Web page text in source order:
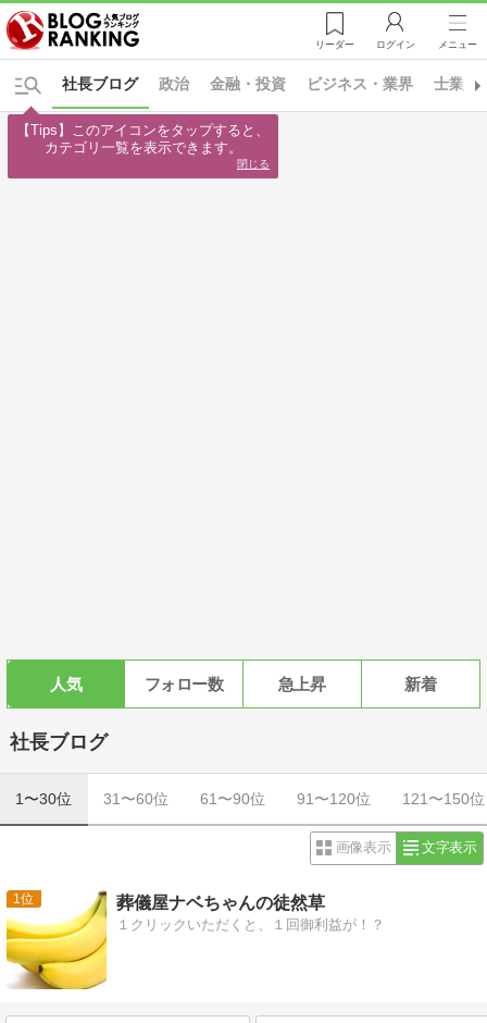
リーダー ログイン メニュー
政治 金融・投資 ビジネス・業界
社長ブログ 士業
人気 フォロー数 急上昇 新着
社長ブログ
1〜30位 31〜60位 61〜90位 91〜120位 121〜150位
画像表示 文字表示
1 葬儀屋ナベちゃんの徒然草
１クリックいただくと、１回御利益が！？
【Tips】このアイコンをタップすると、
カテゴリ一覧を表示できます。
閉じる